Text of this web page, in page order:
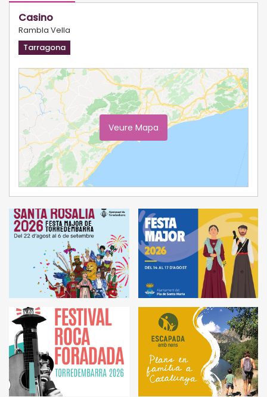
Casino
Rambla Vella
Tarragona
Veure Mapa